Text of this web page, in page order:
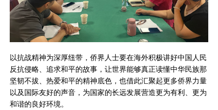
以抗战精神为深厚纽带，侨界人士要在海外积极讲好中国人民
反抗侵略、追求和平的故事，让世界能够真正读懂中华民族那
坚韧不拔、热爱和平的精神底色，也借此汇聚起更多侨界力量
以及国际友好的声音，为国家的长远发展营造更为有利、更为
和谐的良好环境。